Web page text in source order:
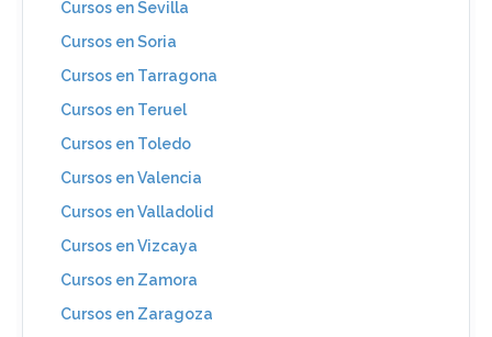
Cursos en Sevilla
Cursos en Soria
Cursos en Tarragona
Cursos en Teruel
Cursos en Toledo
Cursos en Valencia
Cursos en Valladolid
Cursos en Vizcaya
Cursos en Zamora
Cursos en Zaragoza